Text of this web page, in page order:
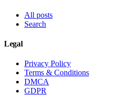
All posts
Search
Legal
Privacy Policy
Terms & Conditions
DMCA
GDPR